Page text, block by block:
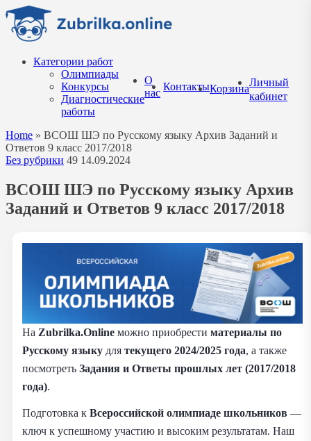
Перейти
содержанию
Категории работ
Олимпиады
Конкурсы
Диагностические
работы
О
нас
КонтактыКорзина
Личный
кабинет
Home » ВСОШ ШЭ по Русскому языку Архив Заданий и
Ответов 9 класс 2017/2018
Без рубрики 49 14.09.2024
ВСОШ ШЭ по Русскому языку Архив
Заданий и Ответов 9 класс 2017/2018
На Zubrilka.Online можно приобрести материалы по
Русскому языку для текущего 2024/2025 года, а также
посмотреть Задания и Ответы прошлых лет (2017/2018
года).
Подготовка к Всероссийской олимпиаде школьников —
ключ к успешному участию и высоким результатам. Наш